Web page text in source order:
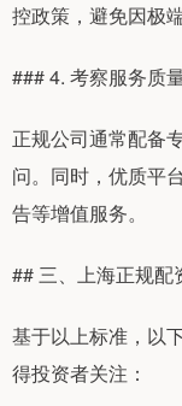
控政策，避免因极
### 4. 考察服务质
正规公司通常配备
问。同时，优质平
告等增值服务。
## 三、上海正规配
基于以上标准，以
得投资者关注：